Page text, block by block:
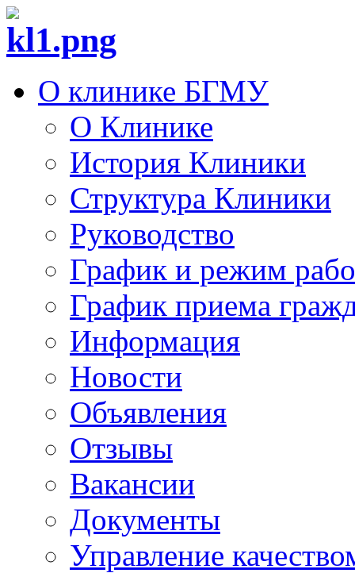
О клинике БГМУ
О Клинике
История Клиники
Структура Клиники
Руководство
График и режим
График приема
Информация
Новости
Объявления
Отзывы
Вакансии
Документы
Управление